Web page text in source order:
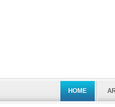
HOME